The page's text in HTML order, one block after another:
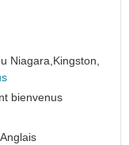
Niagara,Kingston,
bienvenus